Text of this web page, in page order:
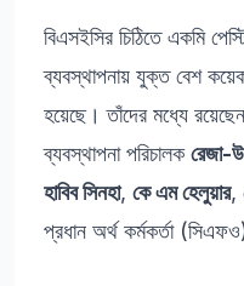
বিএসইসির চিঠিতে একমি
ব্যবস্থাপনায় যুক্ত বেশ
হয়েছে। তাঁদের মধ্যে
ব্যবস্থাপনা পরিচালকরেজা-
হাবিব সিনহা, কে এম হেলুয়ার,
প্রধান অর্থ কর্মকর্তা